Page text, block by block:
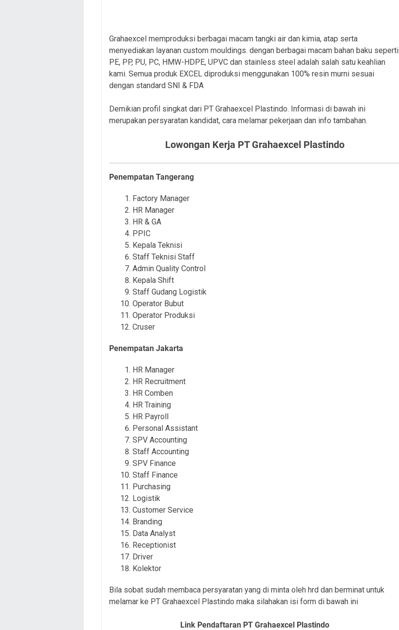
Grahaexcel memproduksi berbagai macam tangki air dan kimia, atap serta
menyediakan layanan custom mouldings. dengan berbagai macam bahan baku seperti
PE, PP, PU, PC, HMW-HDPE, UPVC dan stainless steel adalah salah satu keahlian
kami. Semua produk EXCEL diproduksi menggunakan 100% resin murni sesuai
dengan standard SNI & FDA
Demikian profil singkat dari PT Grahaexcel Plastindo. Informasi di bawah ini
merupakan persyaratan kandidat, cara melamar pekerjaan dan info tambahan.
Lowongan Kerja PT Grahaexcel Plastindo
Penempatan Tangerang
Factory Manager
HR Manager
HR & GA
PPIC
Kepala Teknisi
Staff Teknisi Staff
Admin Quality Control
Kepala Shift
Staff Gudang Logistik
Operator Bubut
Operator Produksi
Cruser
Penempatan Jakarta
HR Manager
HR Recruitment
HR Comben
HR Training
HR Payroll
Personal Assistant
SPV Accounting
Staff Accounting
SPV Finance
Staff Finance
Purchasing
Logistik
Customer Service
Branding
Data Analyst
Receptionist
Driver
Kolektor
Bila sobat sudah membaca persyaratan yang di minta oleh hrd dan berminat untuk
melamar ke PT Grahaexcel Plastindo maka silahakan isi form di bawah ini
Link Pendaftaran PT Grahaexcel Plastindo